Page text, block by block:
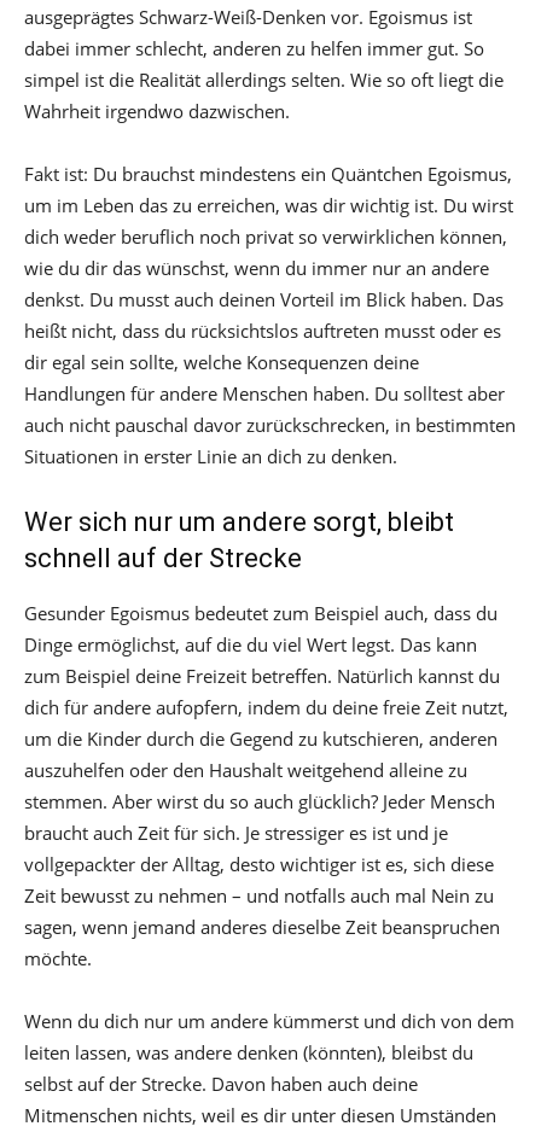
ausgeprägtes Schwarz-Weiß-Denken vor. Egoismus ist
dabei immer schlecht, anderen zu helfen immer gut. So
simpel ist die Realität allerdings selten. Wie so oft liegt die
Wahrheit irgendwo dazwischen.
Fakt ist: Du brauchst mindestens ein Quäntchen Egoismus,
um im Leben das zu erreichen, was dir wichtig ist. Du wirst
dich weder beruflich noch privat so verwirklichen können,
wie du dir das wünschst, wenn du immer nur an andere
denkst. Du musst auch deinen Vorteil im Blick haben. Das
heißt nicht, dass du rücksichtslos auftreten musst oder es
dir egal sein sollte, welche Konsequenzen deine
Handlungen für andere Menschen haben. Du solltest aber
auch nicht pauschal davor zurückschrecken, in bestimmten
Situationen in erster Linie an dich zu denken.
Wer sich nur um andere sorgt, bleibt
schnell auf der Strecke
Gesunder Egoismus bedeutet zum Beispiel auch, dass du
Dinge ermöglichst, auf die du viel Wert legst. Das kann
zum Beispiel deine Freizeit betreffen. Natürlich kannst du
dich für andere aufopfern, indem du deine freie Zeit nutzt,
um die Kinder durch die Gegend zu kutschieren, anderen
auszuhelfen oder den Haushalt weitgehend alleine zu
stemmen. Aber wirst du so auch glücklich? Jeder Mensch
braucht auch Zeit für sich. Je stressiger es ist und je
vollgepackter der Alltag, desto wichtiger ist es, sich diese
Zeit bewusst zu nehmen – und notfalls auch mal Nein zu
sagen, wenn jemand anderes dieselbe Zeit beanspruchen
möchte.
Wenn du dich nur um andere kümmerst und dich von dem
leiten lassen, was andere denken (könnten), bleibst du
selbst auf der Strecke. Davon haben auch deine
Mitmenschen nichts, weil es dir unter diesen Umständen